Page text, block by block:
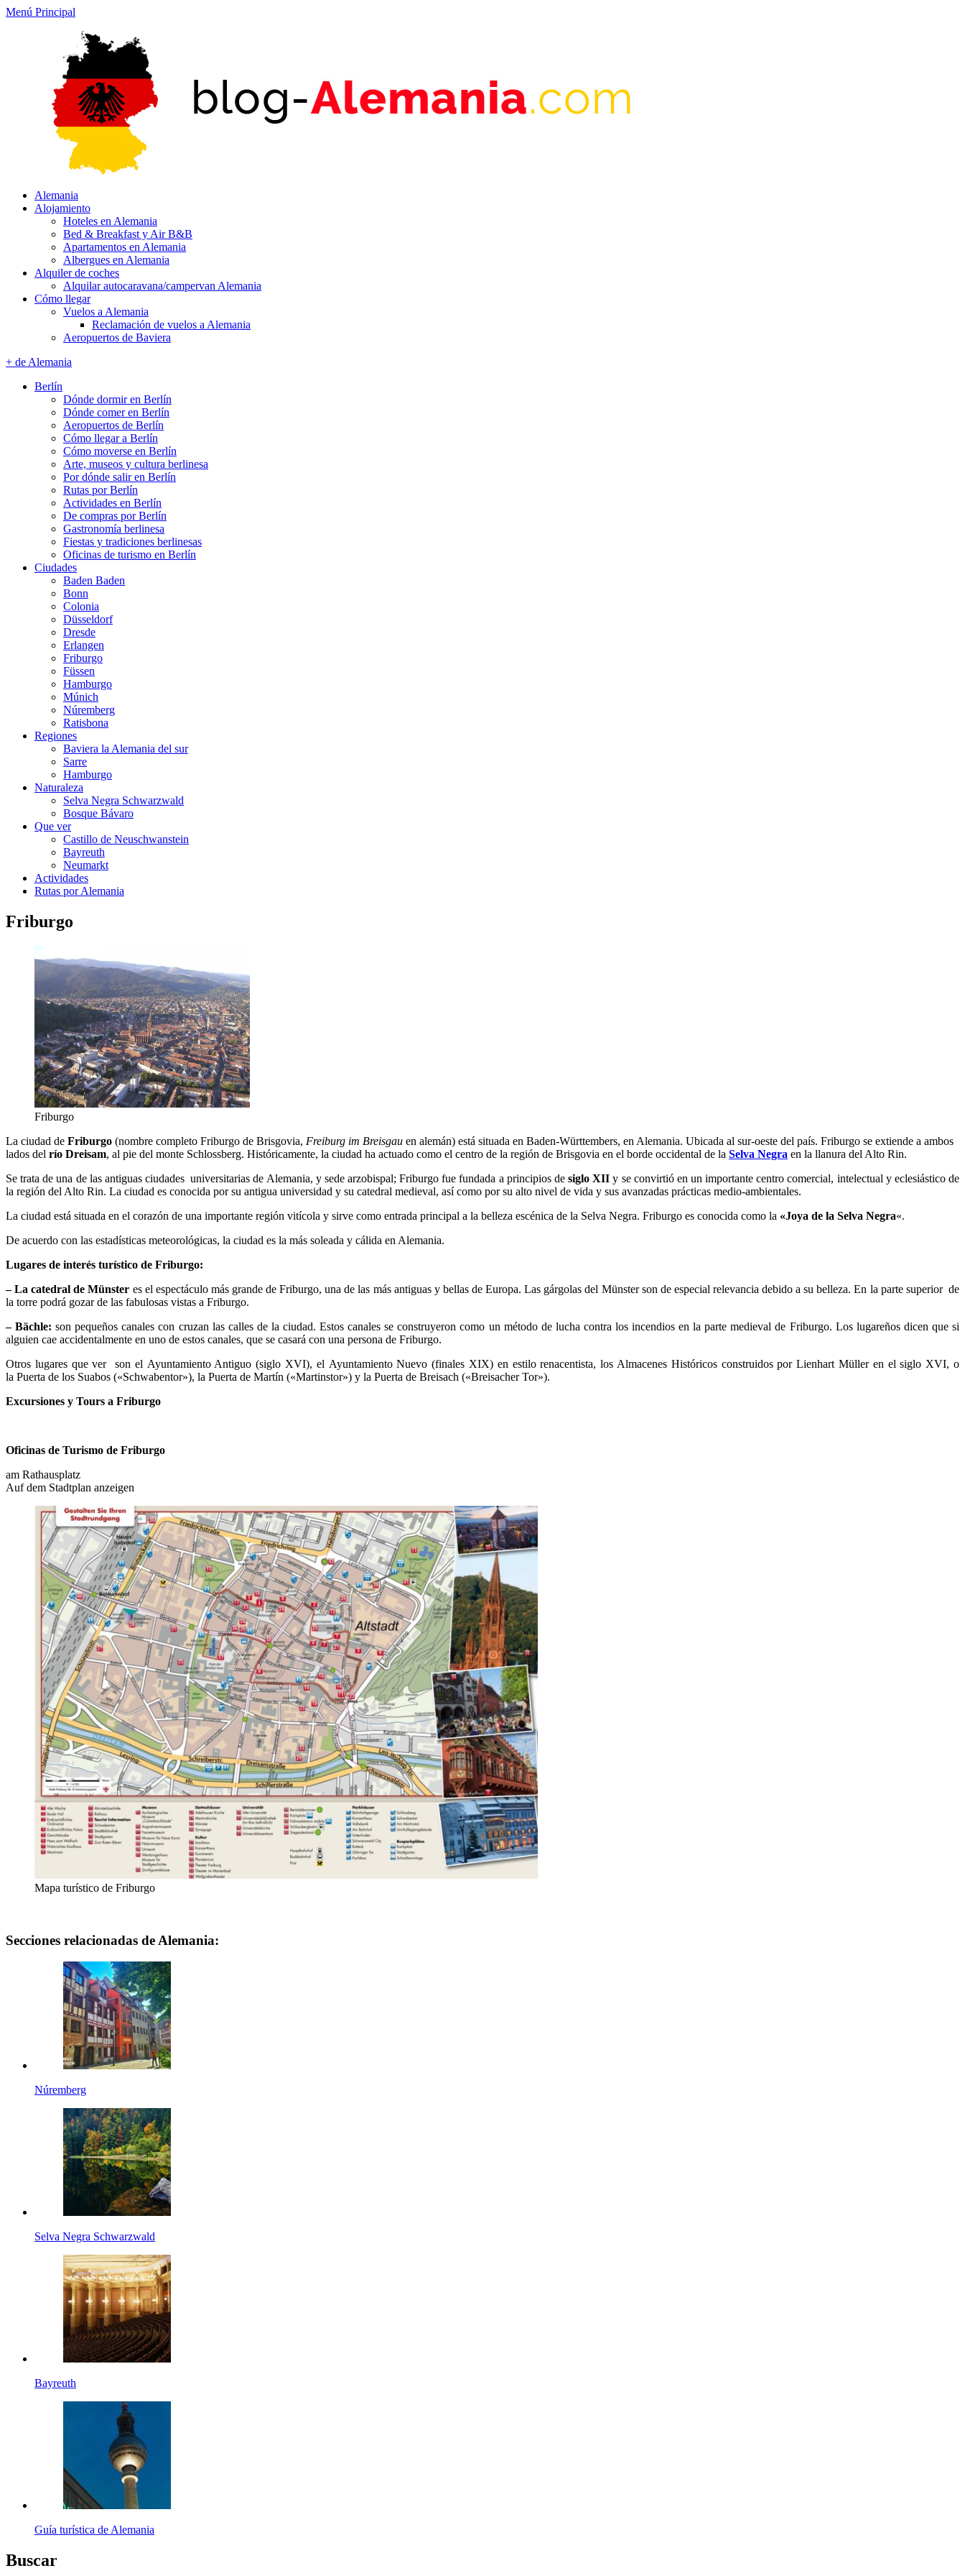
Menú Principal
Alemania
Alojamiento
Hoteles en Alemania
Bed & Breakfast y Air B&B
Apartamentos en Alemania
Albergues en Alemania
Alquiler de coches
Alquilar autocaravana/campervan Alemania
Cómo llegar
Vuelos a Alemania
Reclamación de vuelos a Alemania
Aeropuertos de Baviera
+ de Alemania
Berlín
Dónde dormir en Berlín
Dónde comer en Berlín
Aeropuertos de Berlín
Cómo llegar a Berlín
Cómo moverse en Berlín
Arte, museos y cultura berlinesa
Por dónde salir en Berlín
Rutas por Berlín
Actividades en Berlín
De compras por Berlín
Gastronomía berlinesa
Fiestas y tradiciones berlinesas
Oficinas de turismo en Berlín
Ciudades
Baden Baden
Bonn
Colonia
Düsseldorf
Dresde
Erlangen
Friburgo
Füssen
Hamburgo
Múnich
Núremberg
Ratisbona
Regiones
Baviera la Alemania del sur
Sarre
Hamburgo
Naturaleza
Selva Negra Schwarzwald
Bosque Bávaro
Que ver
Castillo de Neuschwanstein
Bayreuth
Neumarkt
Actividades
Rutas por Alemania
Friburgo
Friburgo
La ciudad de Friburgo (nombre completo Friburgo de Brisgovia, Freiburg im Breisgau en alemán) está situada en Baden-Württembers, en Alemania. Ubicada al sur-oeste del país. Friburgo se extiende a ambos
lados del río Dreisam, al pie del monte Schlossberg. Históricamente, la ciudad ha actuado como el centro de la región de Brisgovia en el borde occidental de la Selva Negra en la llanura del Alto Rin.
Se trata de una de las antiguas ciudades universitarias de Alemania, y sede arzobispal; Friburgo fue fundada a principios desiglo XII y se convirtió en un importante centro comercial, intelectual y eclesiástico de
la región del Alto Rin. La ciudad es conocida por su antigua universidad y su catedral medieval, así como por su alto nivel de vida y sus avanzadas prácticas medio-ambientales.
La ciudad está situada en el corazón de una importante región vitícola y sirve como entrada principal a la belleza escénica de la Selva Negra. Friburgo es conocida como la «Joya de la Selva Negra«.
De acuerdo con las estadísticas meteorológicas, la ciudad es la más soleada y cálida en Alemania.
Lugares de interés turístico de Friburgo:
– La catedral de Münster es el espectáculo más grande de Friburgo, una de las más antiguas y bellas de Europa. Las gárgolas del Münster son de especial relevancia debido a su belleza. En la parte superior de
la torre podrá gozar de las fabulosas vistas a Friburgo.
– Bächle: son pequeños canales con cruzan las calles de la ciudad. Estos canales se construyeron como un método de lucha contra los incendios en la parte medieval de Friburgo. Los lugareños dicen que si
alguien cae accidentalmente en uno de estos canales, que se casará con una persona de Friburgo.
Otros lugares que ver son el Ayuntamiento Antiguo (siglo XVI), el Ayuntamiento Nuevo (finales XIX) en estilo renacentista, los Almacenes Históricos construidos por Lienhart Müller en el siglo XVI, o
la Puerta de los Suabos («Schwabentor»), la Puerta de Martín («Martinstor») y la Puerta de Breisach («Breisacher Tor»).
Excursiones y Tours a Friburgo
Oficinas de Turismo de Friburgo
am Rathausplatz
Auf dem Stadtplan anzeigen
Mapa turístico de Friburgo
Secciones relacionadas de Alemania:
Núremberg
Selva Negra Schwarzwald
Bayreuth
Guía turística de Alemania
Buscar